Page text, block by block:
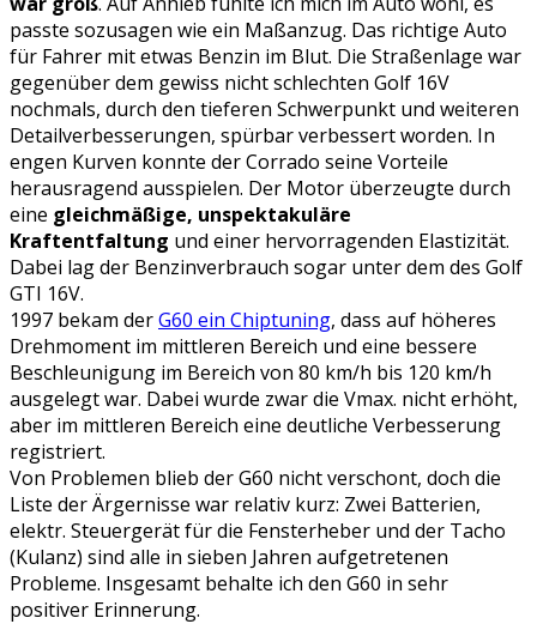
passte sozusagen wie ein Maßanzug. Das richtige Auto
für Fahrer mit etwas Benzin im Blut. Die Straßenlage war
gegenüber dem gewiss nicht schlechten Golf 16V
nochmals, durch den tieferen Schwerpunkt und weiteren
Detailverbesserungen, spürbar verbessert worden. In
engen Kurven konnte der Corrado seine Vorteile
herausragend ausspielen. Der Motor überzeugte durch
eine gleichmäßige, unspektakuläre
Kraftentfaltung und einer hervorragenden Elastizität.
Dabei lag der Benzinverbrauch sogar unter dem des Golf
GTI 16V.
1997 bekam derG60 ein Chiptuning, dass auf höheres
Drehmoment im mittleren Bereich und eine bessere
Beschleunigung im Bereich von 80 km/h bis 120 km/h
ausgelegt war. Dabei wurde zwar die Vmax. nicht erhöht,
aber im mittleren Bereich eine deutliche Verbesserung
registriert.
Von Problemen blieb der G60 nicht verschont, doch die
Liste der Ärgernisse war relativ kurz: Zwei Batterien,
elektr. Steuergerät für die Fensterheber und der Tacho
(Kulanz) sind alle in sieben Jahren aufgetretenen
Probleme. Insgesamt behalte ich den G60 in sehr
positiver Erinnerung.